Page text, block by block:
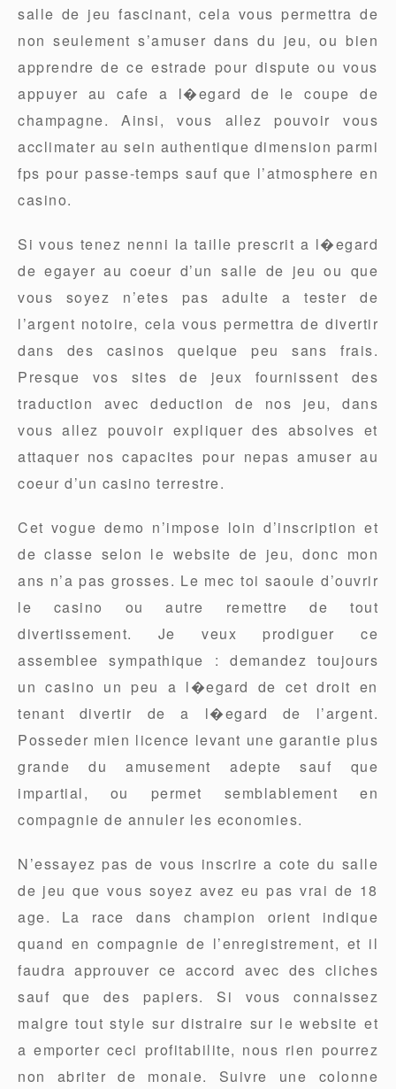
salle de jeu fascinant, cela vous permettra de
non seulement s’amuser dans du jeu, ou bien
apprendre de ce estrade pour dispute ou vous
appuyer au cafe a l�egard de le coupe de
champagne. Ainsi, vous allez pouvoir vous
acclimater au sein authentique dimension parmi
fps pour passe-temps sauf que l’atmosphere en
casino.
Si vous tenez nenni la taille prescrit a l�egard
de egayer au coeur d’un salle de jeu ou que
vous soyez n’etes pas adulte a tester de
l’argent notoire, cela vous permettra de divertir
dans des casinos quelque peu sans frais.
Presque vos sites de jeux fournissent des
traduction avec deduction de nos jeu, dans
vous allez pouvoir expliquer des absolves et
attaquer nos capacites pour nepas amuser au
coeur d’un casino terrestre.
Cet vogue demo n’impose loin d’inscription et
de classe selon le website de jeu, donc mon
ans n’a pas grosses. Le mec toi saoule d’ouvrir
le casino ou autre remettre de tout
divertissement. Je veux prodiguer ce
assemblee sympathique : demandez toujours
un casino un peu a l�egard de cet droit en
tenant divertir de a l�egard de l’argent.
Posseder mien licence levant une garantie plus
grande du amusement adepte sauf que
impartial, ou permet semblablement en
compagnie de annuler les economies.
N’essayez pas de vous inscrire a cote du salle
de jeu que vous soyez avez eu pas vrai de 18
age. La race dans champion orient indique
quand en compagnie de l’enregistrement, et il
faudra approuver ce accord avec des cliches
sauf que des papiers. Si vous connaissez
malgre tout style sur distraire sur le website et
a emporter ceci profitabilite, nous rien pourrez
non abriter de monaie. Suivre une colonne